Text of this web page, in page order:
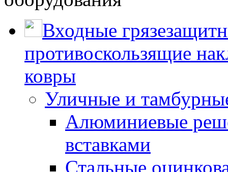
Входные
противоскользящие
ковры
Уличные и
Алюминиевые
вставками
Стальные